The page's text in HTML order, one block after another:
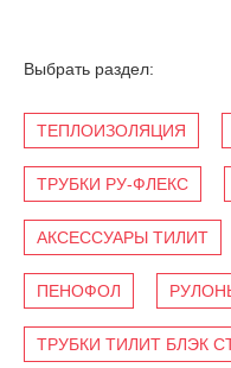
Выбрать раздел:
ТЕПЛОИЗОЛЯЦИЯ
ТРУБКИ РУ-ФЛЕКС
АКСЕССУАРЫ ТИЛИТ
ПЕНОФОЛ
ТРУБКИ ТИЛИТ БЛЭК